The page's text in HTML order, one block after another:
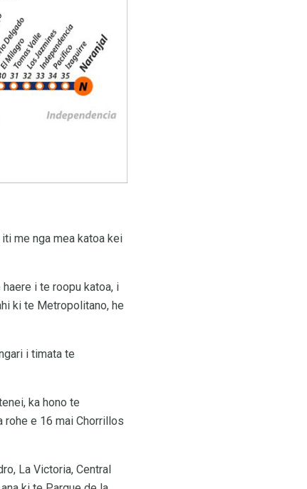
me nga mea katoa kei
i te roopu katoa, i
ki te Metropolitano, he
i timata te
ka hono te
rohe e 16 mai Chorrillos
La Victoria, Central